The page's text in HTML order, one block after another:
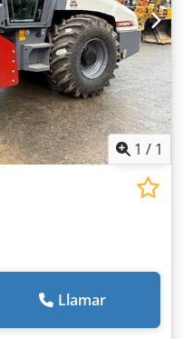
1 / 1
Llamar